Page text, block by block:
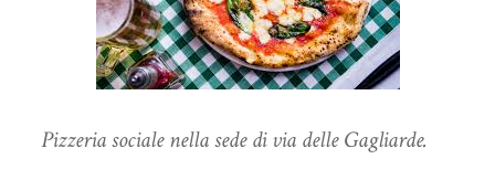
Pizzeria sociale nella sede di via delle Gagliarde.